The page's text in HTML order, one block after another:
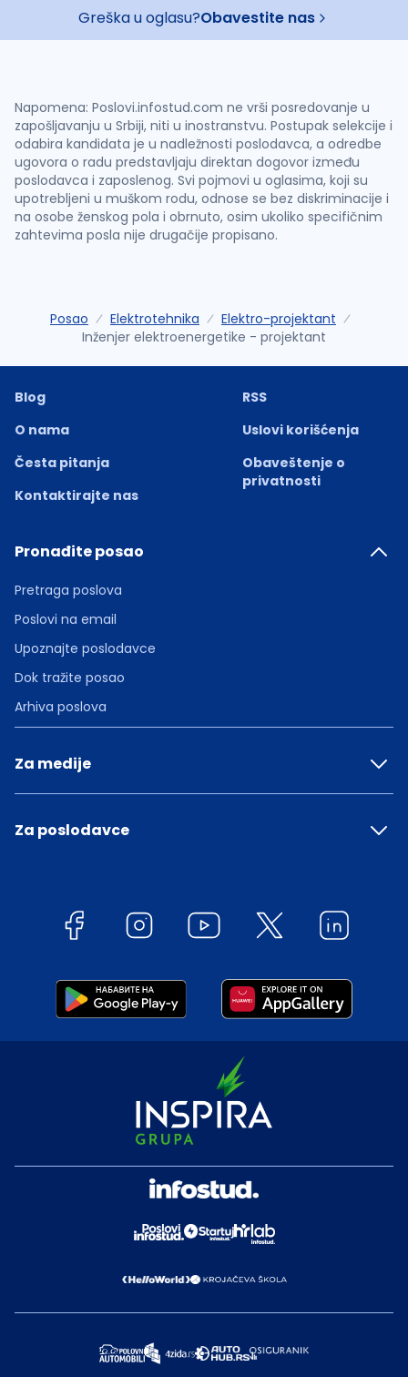
Greška u oglasu?Obavestite nas
Napomena: Poslovi.infostud.com ne vrši posredovanje u
zapošljavanju u Srbiji, niti u inostranstvu. Postupak selekcije i
odabira kandidata je u nadležnosti poslodavca, a odredbe
ugovora o radu predstavljaju direktan dogovor između
poslodavca i zaposlenog. Svi pojmovi u oglasima, koji su
upotrebljeni u muškom rodu, odnose se bez diskriminacije i
na osobe ženskog pola i obrnuto, osim ukoliko specifičnim
zahtevima posla nije drugačije propisano.
Posao Elektrotehnika
Elektro-projektant
Inženjer elektroenergetike - projektant
Blog
O nama
Česta pitanja
Kontaktirajte nas
RSS
Uslovi korišćenja
Obaveštenje o
privatnosti
Pronađite posao
Pretraga poslova
Poslovi na email
Upoznajte poslodavce
Dok tražite posao
Arhiva poslova
Za medije
Za poslodavce